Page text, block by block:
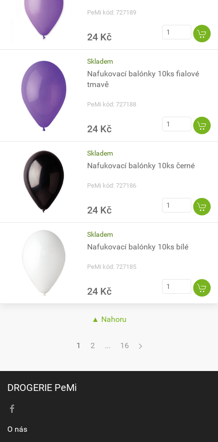
PeMi kód: 727189
24 Kč
Skladem
Nafukovací balónky 10ks fialové
tmavě
PeMi kód: 727188
24 Kč
Skladem
Nafukovací balónky 10ks černé
PeMi kód: 727186
24 Kč
Skladem
Nafukovací balónky 10ks bílé
PeMi kód: 727185
24 Kč
▲ Nahoru
1 2 ... 16
DROGERIE PeMi
O nás